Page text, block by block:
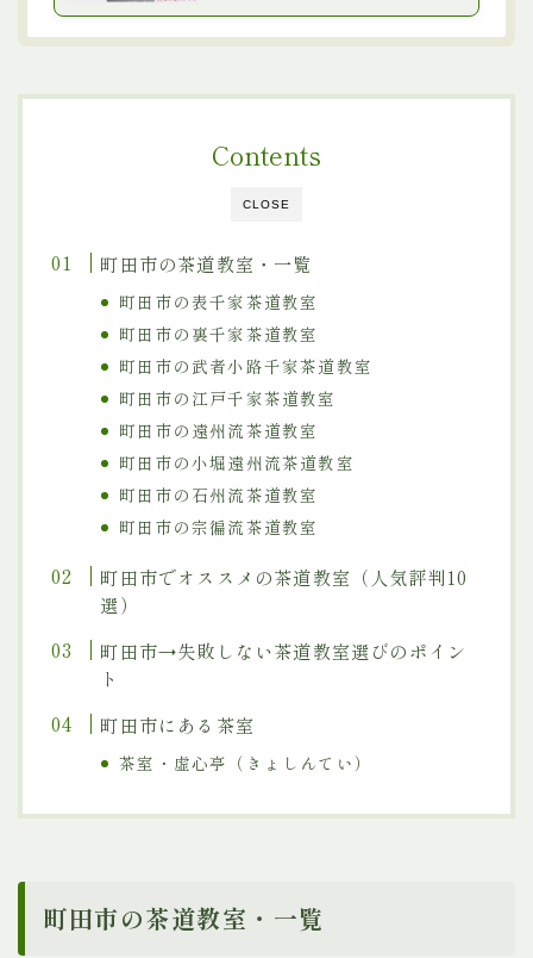
CLOSE
Contents
町田市の茶道教室・一覧
町田市の表千家茶道教室
町田市の裏千家茶道教室
町田市の武者小路千家茶道教室
町田市の江戸千家茶道教室
町田市の遠州流茶道教室
町田市の小堀遠州流茶道教室
町田市の石州流茶道教室
町田市の宗徧流茶道教室
町田市でオススメの茶道教室（人気評判10
選）
町田市→失敗しない茶道教室選びのポイン
ト
町田市にある茶室
茶室・虚心亭（きょしんてい）
町田市の茶道教室・一覧